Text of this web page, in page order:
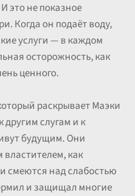
это не показное
Когда он подаёт воду,
услуги — в каждом
осторожность, как
ценного.
раскрывает Маэки
слугам и к
будущим. Они
как
смеются над слабостью
и защищал многие